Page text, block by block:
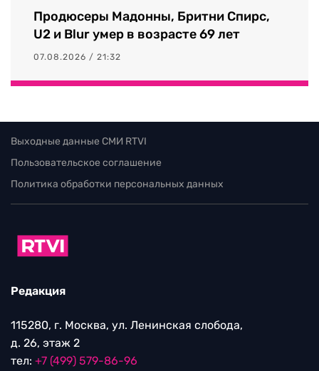
Продюсеры Мадонны, Бритни Спирс,
U2 и Blur умер в возрасте 69 лет
07.08.2026 / 21:32
Выходные данные СМИ RTVI
Пользовательское соглашение
Политика обработки персональных данных
Редакция
115280, г. Москва, ул. Ленинская слобода,
д. 26, этаж 2
тел: +7 (499) 579-86-96